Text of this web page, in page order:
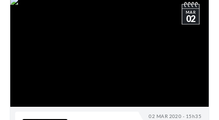
02 MAR 2020 - 15h35
MAR
02